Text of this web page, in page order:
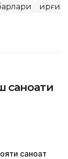
саноати
саноат